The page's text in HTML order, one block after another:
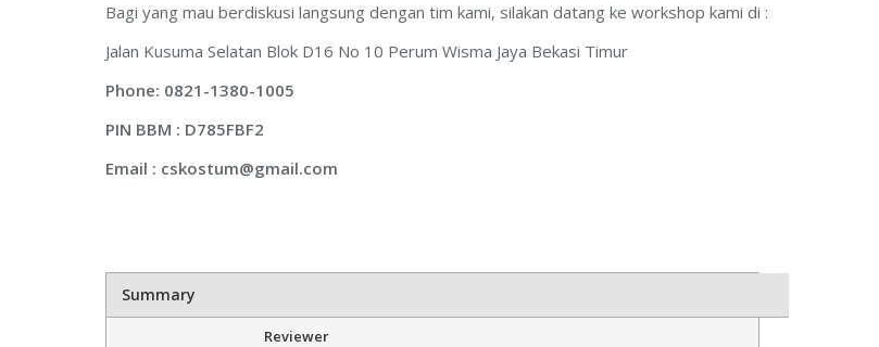
Bagi yang mau berdiskusi langsung dengan tim kami, silakan datang ke workshop kami di :
Jalan Kusuma Selatan Blok D16 No 10 Perum Wisma Jaya Bekasi Timur
Phone: 0821-1380-1005
PIN BBM : D785FBF2
Email : cskostum@gmail.com
Summary
Reviewer